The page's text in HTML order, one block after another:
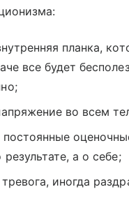
планка,
все будет
во всем
постоянные
а о себе;
иногда